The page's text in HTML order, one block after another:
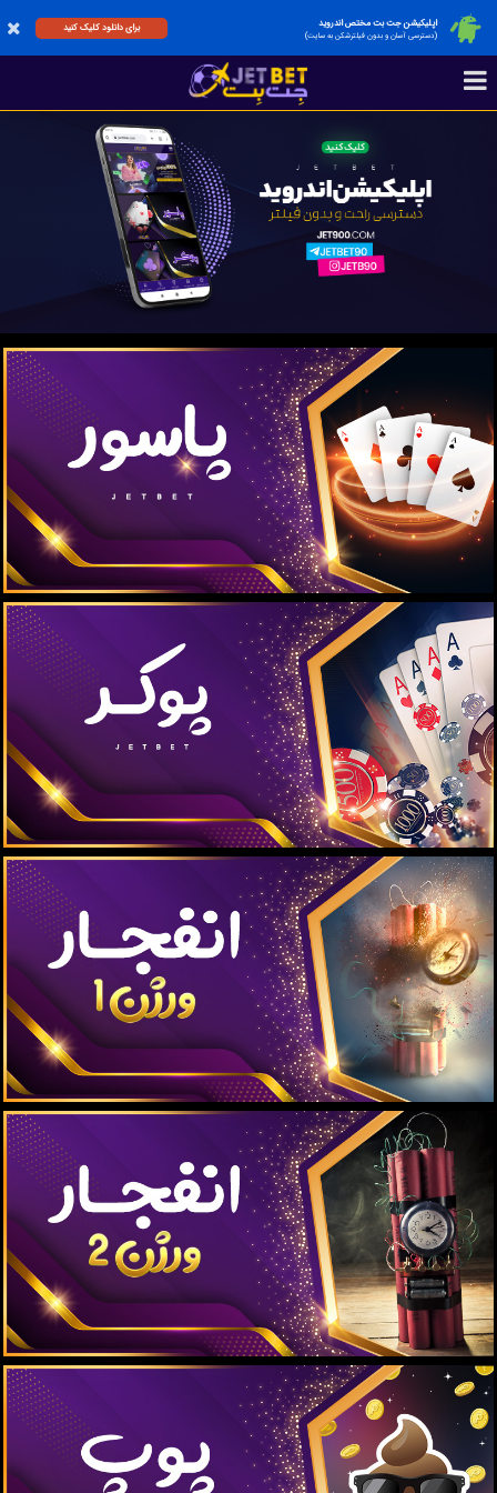
اپلیکیشن جت بت مختص اندروید
(دسترسی آسان و بدون فیلترشکن به سایت)
برای دانلود کلیک کنید